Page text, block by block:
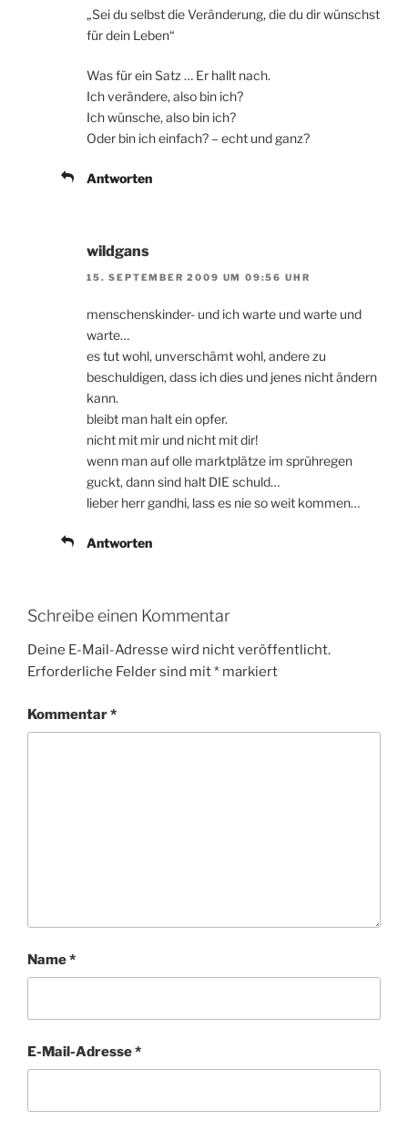
„Sei du selbst die Veränderung, die du dir wünschst
für dein Leben“
Was für ein Satz … Er hallt nach.
Ich verändere, also bin ich?
Ich wünsche, also bin ich?
Oder bin ich einfach? – echt und ganz?
Antworten
wildgans
15. SEPTEMBER 2009 UM 09:56 UHR
menschenskinder- und ich warte und warte und
warte…
es tut wohl, unverschämt wohl, andere zu
beschuldigen, dass ich dies und jenes nicht ändern
kann.
bleibt man halt ein opfer.
nicht mit mir und nicht mit dir!
wenn man auf olle marktplätze im sprühregen
guckt, dann sind halt DIE schuld…
lieber herr gandhi, lass es nie so weit kommen…
Antworten
Schreibe einen Kommentar
Deine E-Mail-Adresse wird nicht veröffentlicht.
Erforderliche Felder sind mit* markiert
Kommentar*
Name*
E-Mail-Adresse*